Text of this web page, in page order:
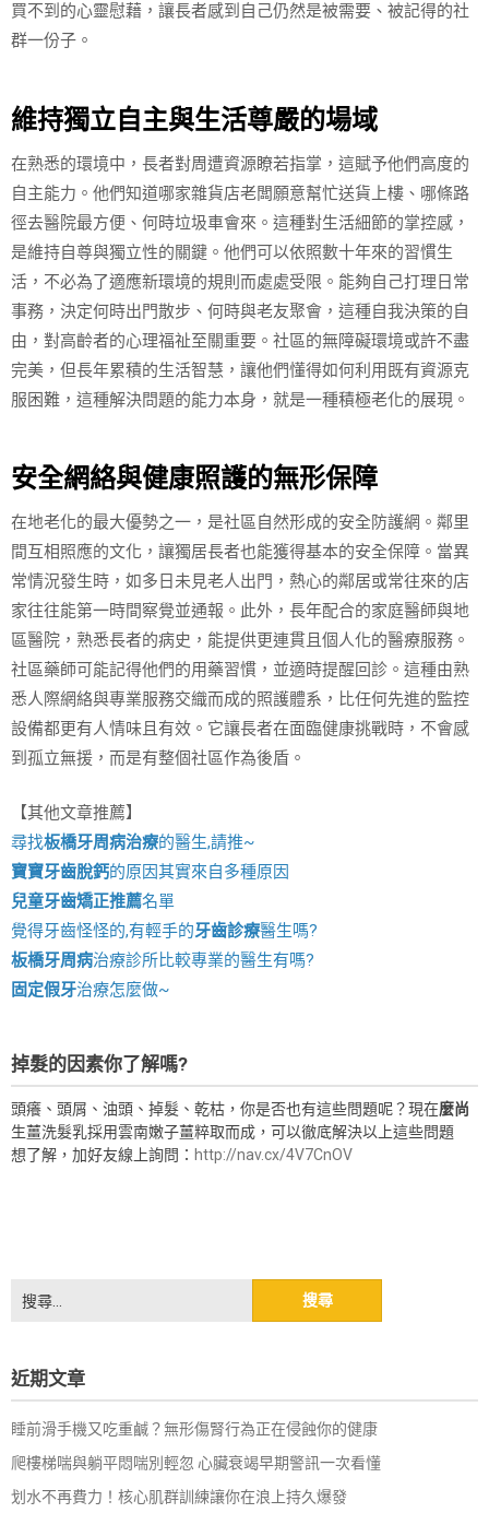
買不到的心靈慰藉，讓長者感到自己仍然是被需要、被記得的社
群一份子。
維持獨立自主與生活尊嚴的場域
在熟悉的環境中，長者對周遭資源瞭若指掌，這賦予他們高度的
自主能力。他們知道哪家雜貨店老闆願意幫忙送貨上樓、哪條路
徑去醫院最方便、何時垃圾車會來。這種對生活細節的掌控感，
是維持自尊與獨立性的關鍵。他們可以依照數十年來的習慣生
活，不必為了適應新環境的規則而處處受限。能夠自己打理日常
事務，決定何時出門散步、何時與老友聚會，這種自我決策的自
由，對高齡者的心理福祉至關重要。社區的無障礙環境或許不盡
完美，但長年累積的生活智慧，讓他們懂得如何利用既有資源克
服困難，這種解決問題的能力本身，就是一種積極老化的展現。
安全網絡與健康照護的無形保障
在地老化的最大優勢之一，是社區自然形成的安全防護網。鄰里
間互相照應的文化，讓獨居長者也能獲得基本的安全保障。當異
常情況發生時，如多日未見老人出門，熱心的鄰居或常往來的店
家往往能第一時間察覺並通報。此外，長年配合的家庭醫師與地
區醫院，熟悉長者的病史，能提供更連貫且個人化的醫療服務。
社區藥師可能記得他們的用藥習慣，並適時提醒回診。這種由熟
悉人際網絡與專業服務交織而成的照護體系，比任何先進的監控
設備都更有人情味且有效。它讓長者在面臨健康挑戰時，不會感
到孤立無援，而是有整個社區作為後盾。
【其他文章推薦】
尋找板橋牙周病治療的醫生,請推~
寶寶牙齒脫鈣的原因其實來自多種原因
兒童牙齒矯正推薦名單
覺得牙齒怪怪的,有輕手的牙齒診療醫生嗎?
板橋牙周病治療診所比較專業的醫生有嗎?
固定假牙治療怎麼做~
掉髮的因素你了解嗎?
頭癢、頭屑、油頭、掉髮、乾枯，你是否也有這些問題呢？現在麼尚
生薑洗髮乳採用雲南嫩子薑粹取而成，可以徹底解決以上這些問題
想了解，加好友線上詢問： http://nav.cx/4V7CnOV
尋
字:
近期文章
睡前滑手機又吃重鹹？無形傷腎行為正在侵蝕你的健康
爬樓梯喘與躺平悶喘別輕忽 心臟衰竭早期警訊一次看懂
划水不再費力！核心肌群訓練讓你在浪上持久爆發